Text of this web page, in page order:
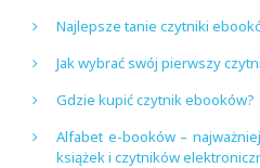
Najlepsze tanie czytniki
Jak wybrać swój pierwszy
Gdzie kupić czytnik ebooków?
Alfabet e-booków –
książek i czytników